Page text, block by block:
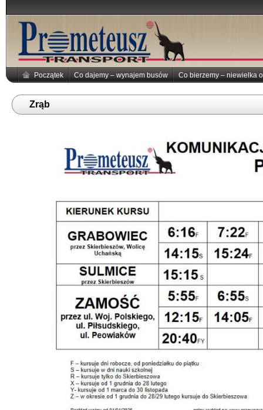
Początek Co dajemy – wynajem busów Co bierzemy – niewielka
Zrąb